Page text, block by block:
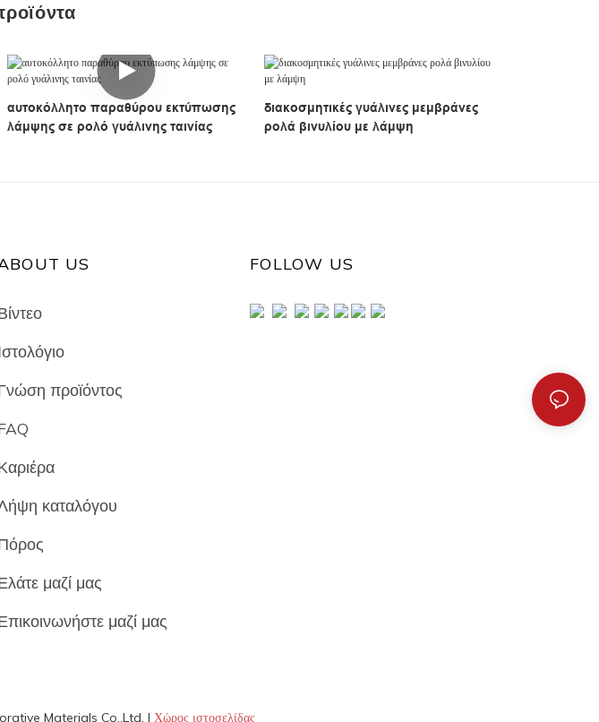
αυτοκόλλητο παραθύρου εκτύπωσης
λάμψης σε ρολό γυάλινης ταινίας
διακοσμητικές γυάλινες μεμβράνες
ρολά βινυλίου με λάμψη
US
προϊόντος
καταλόγου
μαζί μας
μαζί μας
FOLLOW US
Materials Co.,Ltd. | Χώρος ιστοσελίδας